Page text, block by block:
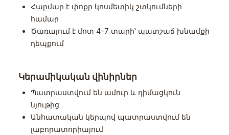
Հարմար է փոքր կոսմետիկ շտկումների
համար
Ծառայում է մոտ 4–7 տարի՝ պատշաճ խնամքի
դեպքում
Կերամիկական վինիրներ
Պատրաստվում են ամուր և դիմացկուն
նյութից
Անհատական կերպով պատրաստվում են
լաբորատորիայում